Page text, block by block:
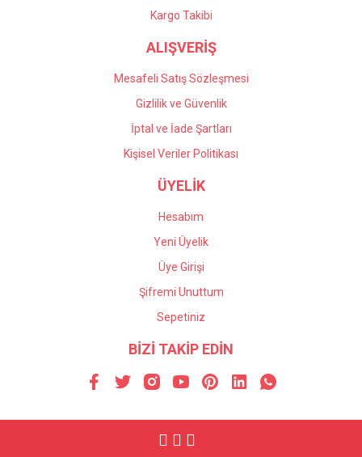
Kargo Takibi
ALIŞVERİŞ
Mesafeli Satış Sözleşmesi
Gizlilik ve Güvenlik
İptal ve İade Şartları
Kişisel Veriler Politikası
ÜYELİK
Hesabım
Yeni Üyelik
Üye Girişi
Şifremi Unuttum
Sepetiniz
BİZİ TAKİP EDİN